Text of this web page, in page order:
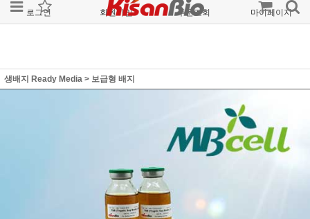
로그인 회원가입 주문조회 마이페이지
생배지 Ready Media > 보급형 배지